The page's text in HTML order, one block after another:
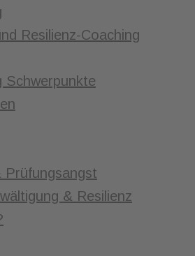
Resilienz-Coaching
Schwerpunkte
Prüfungsangst
& Resilienz